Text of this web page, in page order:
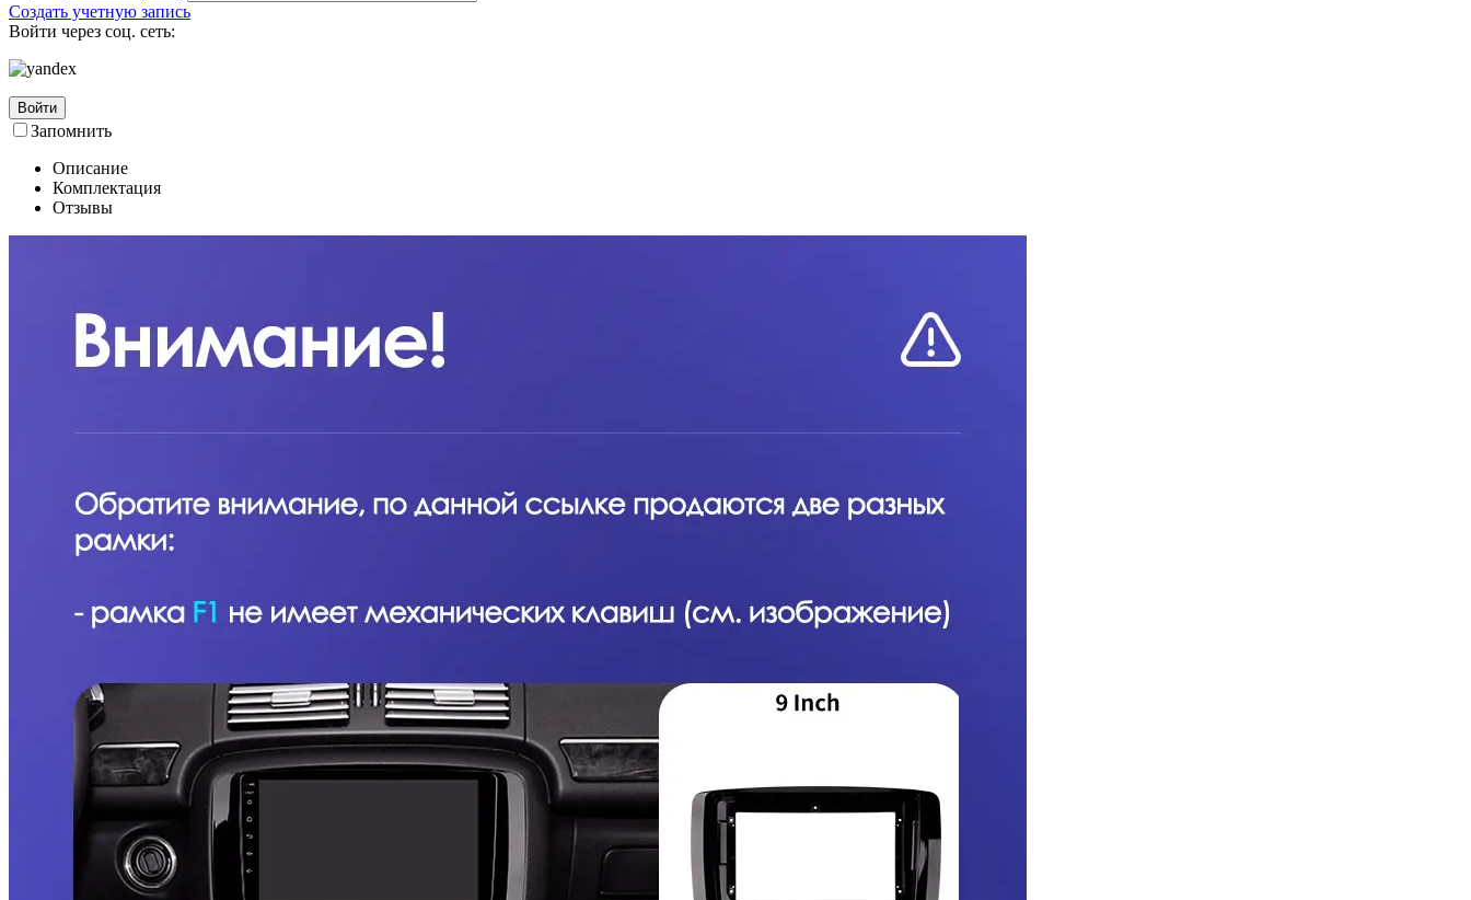
Создать учетную запись
Войти через соц. сеть:
Войти
Запомнить
Описание
Комплектация
Отзывы